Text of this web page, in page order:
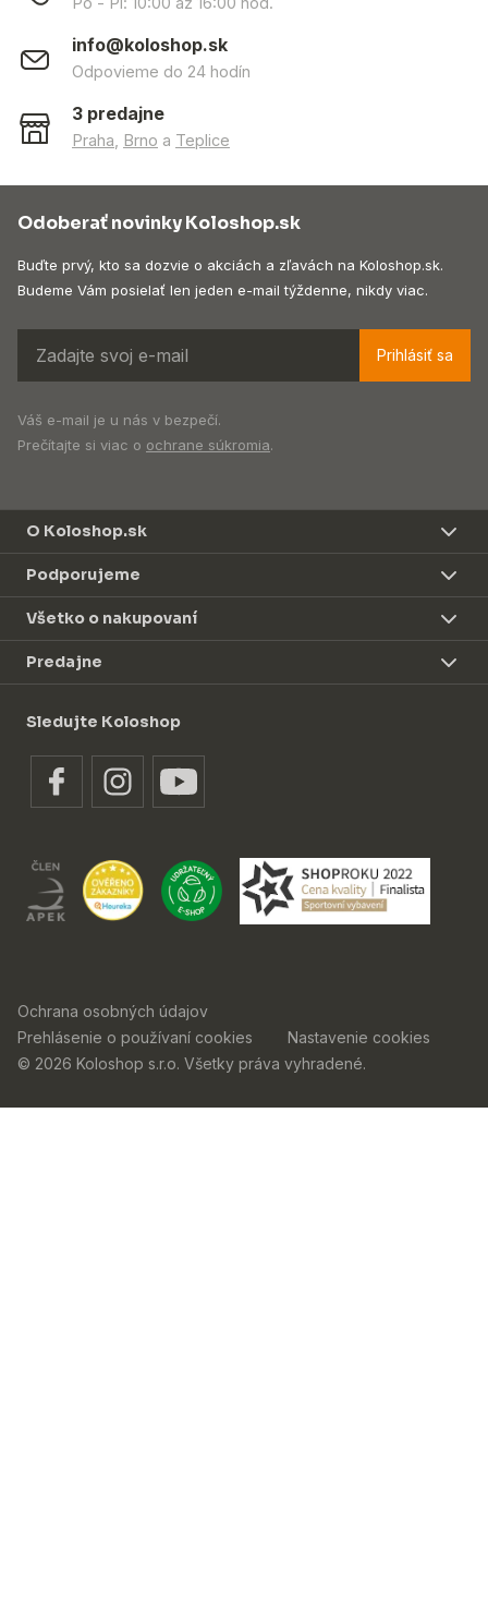
info@koloshop.sk
Odpovieme do 24 hodín
3 predajne
Praha Brno a Teplice
Odoberať novinky Koloshop.sk
Buďte prvý, kto sa dozvie o akciách a zľavách na Koloshop.sk.
Budeme Vám posielať len jeden e-mail týždenne, nikdy viac.
Prihlásiť sa
Váš e-mail je u nás v bezpečí.
Prečítajte si viac o ochrane súkromia.
O Koloshop.sk
Podporujeme
Všetko o nakupovaní
Predajne
Sledujte Koloshop
Ochrana osobných údajov
Prehlásenie o používaní cookies
Nastavenie cookies
© 2026 Koloshop s.r.o. Všetky práva vyhradené.